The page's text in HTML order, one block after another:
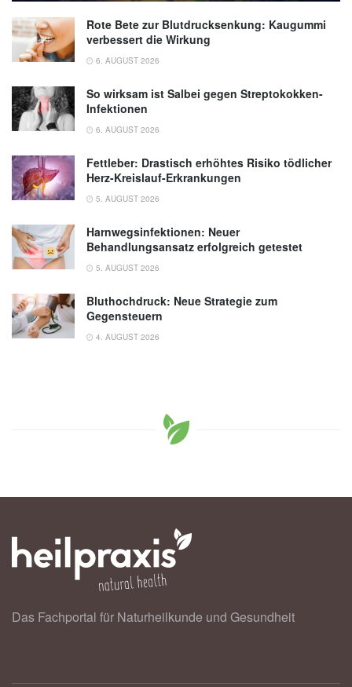
Rote Bete zur Blutdrucksenkung: Kaugummi
verbessert die Wirkung
6. AUGUST 2026
So wirksam ist Salbei gegen Streptokokken-
Infektionen
6. AUGUST 2026
Fettleber: Drastisch erhöhtes Risiko tödlicher
Herz-Kreislauf-Erkrankungen
5. AUGUST 2026
Harnwegsinfektionen: Neuer
Behandlungsansatz erfolgreich getestet
5. AUGUST 2026
Bluthochdruck: Neue Strategie zum
Gegensteuern
4. AUGUST 2026
Das Fachportal für Naturheilkunde und Gesundheit